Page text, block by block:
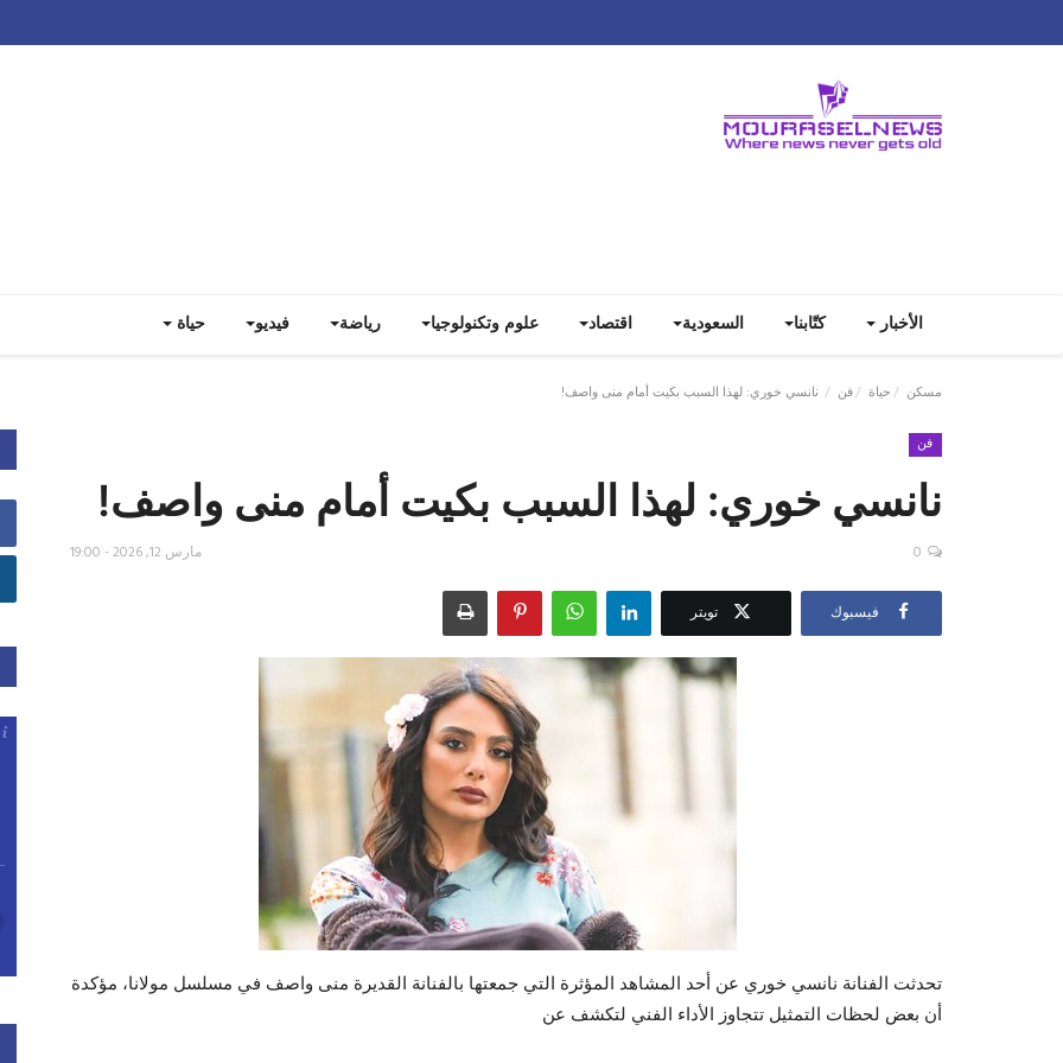
الأخبار كتّابنا السعودية اقتصاد علوم وتكنولوجيا رياضة فيديو حياة
مسكن حياة فن نانسي خوري: لهذا السبب بكيت أمام منى واصف!
فن
نانسي خوري: لهذا السبب بكيت أمام منى واصف!
مارس 12, 2026 - 19:00 0
فيسبوك تويتر
تحدثت الفنانة نانسي خوري عن أحد المشاهد المؤثرة التي جمعتها بالفنانة القديرة منى واصف في مسلسل مولانا، مؤكدة
أن بعض لحظات التمثيل تتجاوز الأداء الفني لتكشف عن